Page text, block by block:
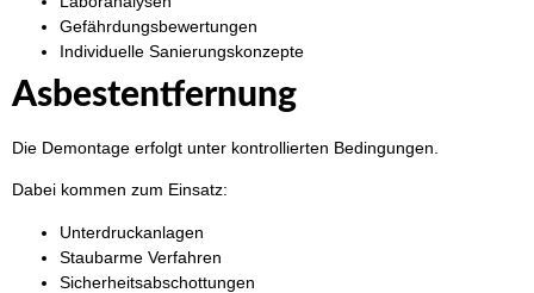
Gefährdungsbewertungen
Individuelle Sanierungskonzepte
Asbestentfernung
Die Demontage erfolgt unter kontrollierten Bedingungen.
Dabei kommen zum Einsatz:
Unterdruckanlagen
Staubarme Verfahren
Sicherheitsabschottungen